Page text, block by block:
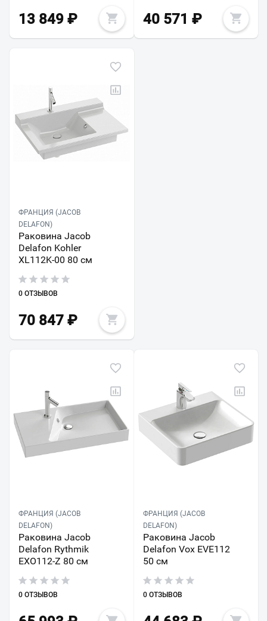
13 849 ₽ 40 571 ₽
ФРАНЦИЯ (JACOB
DELAFON)
Раковина Jacob
Delafon Kohler
XL112K-00 80 см
0 ОТЗЫВОВ
70 847 ₽
ФРАНЦИЯ (JACOB
DELAFON)
Раковина Jacob
Delafon Rythmik
EXO112-Z 80 см
0 ОТЗЫВОВ
ФРАНЦИЯ (JACOB
DELAFON)
Раковина Jacob
Delafon Vox EVE112
50 см
0 ОТЗЫВОВ